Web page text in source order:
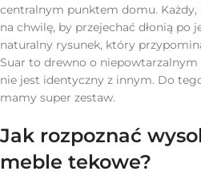
centralnym punktem domu.
na chwilę, by przejechać dłonią po
naturalny rysunek, który
Suar to drewno o niepowtarzalnym
nie jest identyczny z innym. Do
mamy super zestaw.
Jak rozpoznać
meble tekowe?